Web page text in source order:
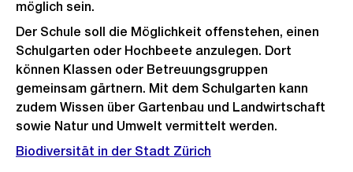
möglich sein.
Der Schule soll die Möglichkeit offenstehen, einen
Schulgarten oder Hochbeete anzulegen. Dort
können Klassen oder Betreuungsgruppen
gemeinsam gärtnern. Mit dem Schulgarten kann
zudem Wissen über Gartenbau und Landwirtschaft
sowie Natur und Umwelt vermittelt werden.
Biodiversität in der Stadt Zürich